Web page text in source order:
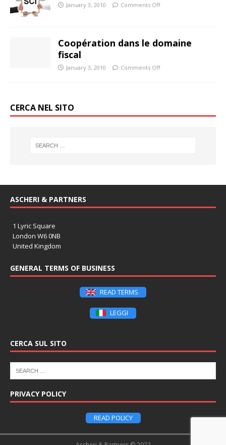
January 3, 2010 Comments Off
Coopération dans le domaine
fiscal
January 3, 2010 Comments Off
CERCA NEL SITO
ASCHERI & PARTNERS
1 Lyric Square
London W6 0NB
United Kingdom
GENERAL TERMS OF BUSINESS
READ TERMS
LEGGI
CERCA SUL SITO
PRIVACY POLICY
READ POLICY